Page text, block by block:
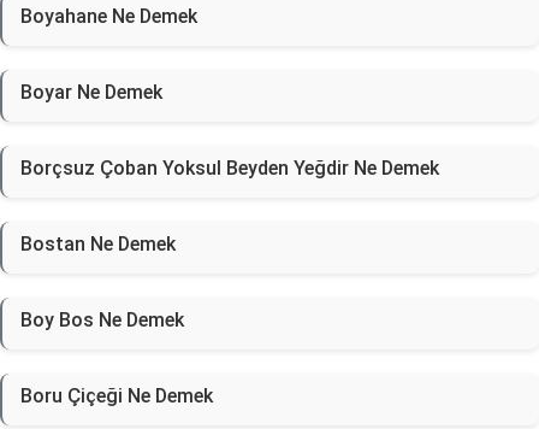
Boyahane Ne Demek
Boyar Ne Demek
Borçsuz Çoban Yoksul Beyden Yeğdir Ne Demek
Bostan Ne Demek
Boy Bos Ne Demek
Boru Çiçeği Ne Demek